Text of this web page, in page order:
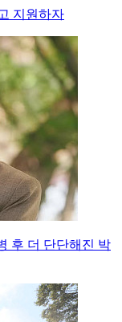
지원하자
후 더 단단해진 박